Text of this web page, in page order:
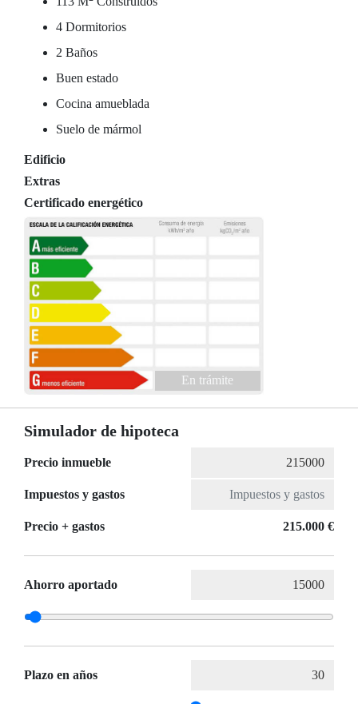
4 Dormitorios
2 Baños
Buen estado
Cocina amueblada
Suelo de mármol
Edificio
Extras
Certificado energético
En trámite
Simulador de hipoteca
Precio inmueble
Impuestos y gastos
Precio + gastos 215.000 €
Ahorro aportado
Plazo en años